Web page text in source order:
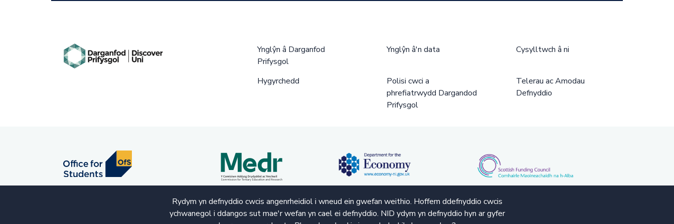
Rydym yn defnyddio cwcis angenrheidiol i wneud ein gwefan weithio. Hoffem ddefnyddio cwcis
ychwanegol i ddangos sut mae'r wefan yn cael ei defnyddio. NID ydym yn defnyddio hyn ar gyfer
Ynglŷn â Darganfod
Prifysgol
Ynglŷn â'n data Cysylltwch â ni
Hygyrchedd
Polisi cwci a
phrefiatrwydd Dargandod
Prifysgol
Telerau ac Amodau
Defnyddio